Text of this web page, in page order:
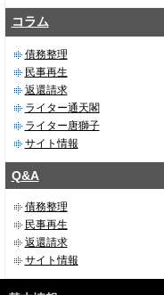
コラム
債務整理
民事再生
返還請求
ライター通天閣
ライター唐獅子
サイト情報
Q&A
債務整理
民事再生
返還請求
サイト情報